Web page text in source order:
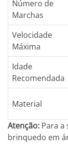
Número de
Marchas
Velocidade
Máxima
Idade
Recomendada
Material
Atenção: Para
brinquedo em